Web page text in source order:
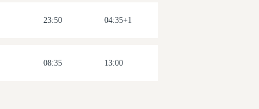
23:50 04:35+1
08:35 13:00